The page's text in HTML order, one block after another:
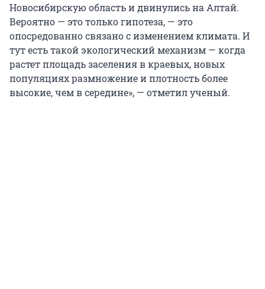
Новосибирскую область и двинулись на Алтай.
Вероятно — это только гипотеза, — это
опосредованно связано с изменением климата. И
тут есть такой экологический механизм — когда
растет площадь заселения в краевых, новых
популяциях размножение и плотность более
высокие, чем в середине», — отметил ученый.